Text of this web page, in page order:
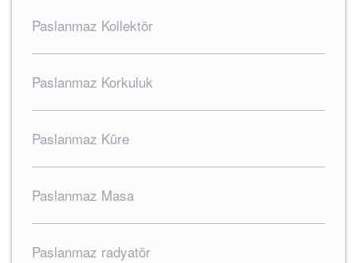
Paslanmaz Kollektör
Paslanmaz Korkuluk
Paslanmaz Küre
Paslanmaz Masa
Paslanmaz radyatör